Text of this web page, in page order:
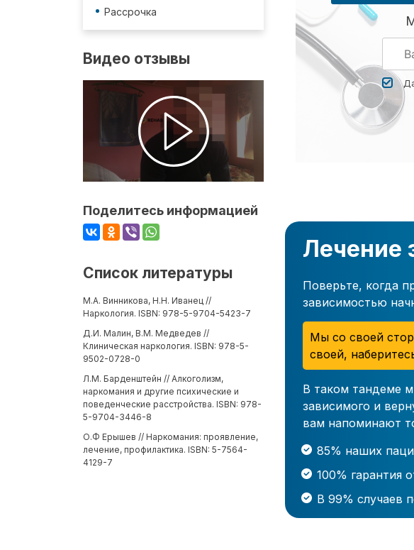
Рассрочка
Видео отзывы
Поделитесь информацией
Список литературы
М.А. Винникова, Н.Н. Иванец //
Наркология. ISBN: 978-5-9704-5423-7
Д.И. Малин, В.М. Медведев //
Клиническая наркология. ISBN: 978-5-
9502-0728-0
Л.М. Барденштейн // Алкоголизм,
наркомания и другие психические и
поведенческие расстройства. ISBN: 978-
5-9704-3446-8
О.Ф Ерышев // Наркомания: проявление,
лечение, профилактика. ISBN: 5-7564-
4129-7
Лечение
Поверьте, когда
зависимостью
Мы со своей
своей,
В таком тандеме
зависимого и
вам напоминают
85% наших
100% гарантия
В 99% случаев